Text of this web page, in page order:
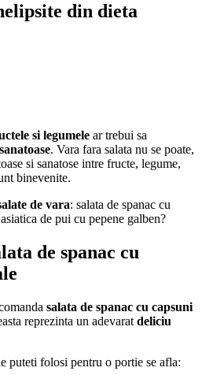
din dieta
si legumele ar trebui sa
. Vara fara salata nu se poate,
si sanatose intre fructe, legume,
binevenite.
de vara: salata de spanac cu
de pui cu pepene galben?
de spanac cu
salata de spanac cu capsuni
reprezinta un adevarat deliciu
puteti folosi pentru o portie se afla: